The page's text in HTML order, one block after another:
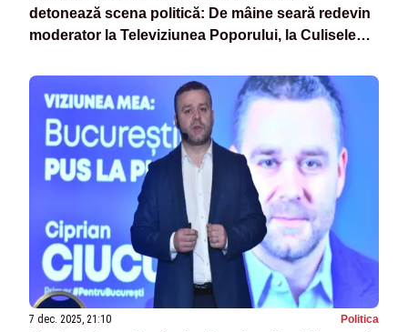
detonează scena politică: De mâine seară redevin
moderator la Televiziunea Poporului, la Culisele
7 dec. 2025, 21:10 Politica